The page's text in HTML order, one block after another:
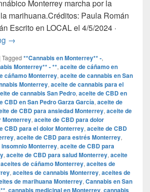
Monterrey marcha por la
marihuana.Créditos: Paula Román
Escrito en LOCAL el 4/5/2024 ·
Marchan regios por la legalización del
→
Tagged **Cannabis en Monterrey** -,
Monterrey** - **, aceite de cáñamo en
cáñamo Monterrey, aceite de cannabis en San
Monterrey, aceite de cannabis para el
de cannabis San Pedro, aceite de CBD en
CBD en San Pedro Garza García, aceite de
de CBD para ansiedad Monterrey, aceite de
Monterrey, aceite de CBD para dolor
CBD para el dolor Monterrey, aceite de CBD
, aceite de CBD para estrés Monterrey,
Monterrey, aceite de CBD para
, aceite de CBD para salud Monterrey, aceite
aceites de cáñamo Monterrey, aceites de
, aceites de cannabis Monterrey, aceites de
de marihuana Monterrey, Cannabis en San
, cannabis medicinal en Monterrey, cannabis